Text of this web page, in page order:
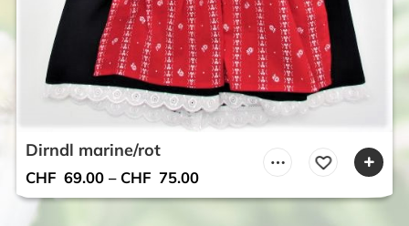
Dirndl marine/rot
CHF 69.00 – CHF 75.00